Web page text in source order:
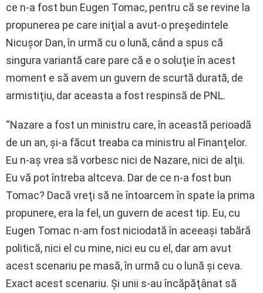
ce n-a fost bun Eugen Tomac, pentru că se revine la
propunerea pe care iniţial a avut-o preşedintele
Nicuşor Dan, în urmă cu o lună, când a spus că
singura variantă care pare că e o soluţie în acest
moment e să avem un guvern de scurtă durată, de
armistiţiu, dar aceasta a fost respinsă de PNL.
“Nazare a fost un ministru care, în această perioadă
de un an, şi-a făcut treaba ca ministru al Finanţelor.
Eu n-aş vrea să vorbesc nici de Nazare, nici de alţii.
Eu vă pot întreba altceva. Dar de ce n-a fost bun
Tomac? Dacă vreţi să ne întoarcem în spate la prima
propunere, era la fel, un guvern de acest tip. Eu, cu
Eugen Tomac n-am fost niciodată în aceeaşi tabără
politică, nici el cu mine, nici eu cu el, dar am avut
acest scenariu pe masă, în urmă cu o lună şi ceva.
Exact acest scenariu. Şi unii s-au încăpăţânat să